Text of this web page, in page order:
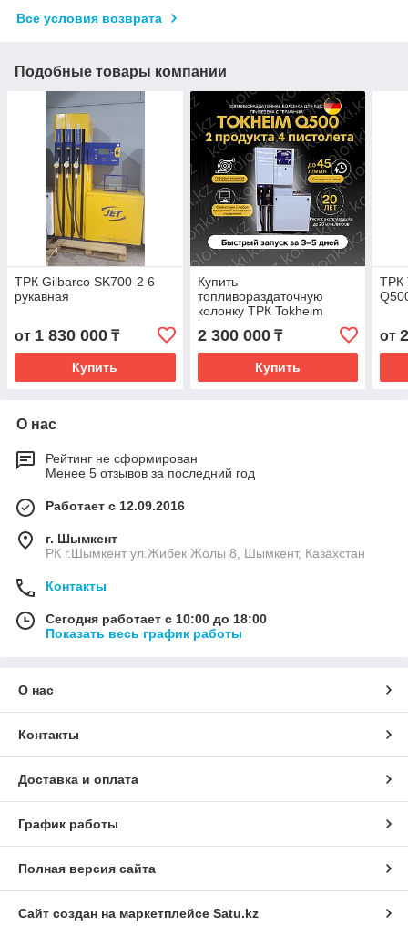
Все условия возврата
Подобные товары компании
ТРК Gilbarco SK700-2 6
рукавная
от 1 830 000 ₸
Купить
Купить
топливораздаточную
колонку ТРК Tokheim
Quantium 510 в
Казахстане | Цена,
установка, доставка
2 300 000₸
Купить
ТРК
от
О нас
Рейтинг не сформирован
Менее 5 отзывов за последний год
Работает с 12.09.2016
г. Шымкент
РК г.Шымкент ул.Жибек Жолы 8, Шымкент, Казахстан
Контакты
Сегодня работает с 10:00 до 18:00
Показать весь график работы
О нас
Контакты
Доставка и оплата
График работы
Полная версия сайта
Сайт создан на маркетплейсе Satu.kz